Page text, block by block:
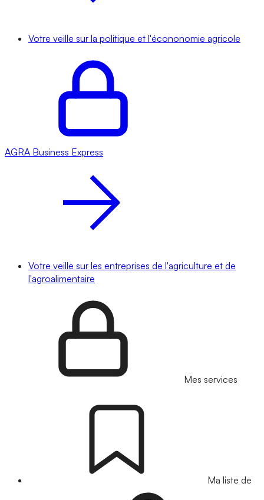
Votre veille sur la politique et l'écononomie agricole
AGRA Business Express
Votre veille sur les entreprises de l'agriculture et de
l'agroalimentaire
Mes services
Ma liste de